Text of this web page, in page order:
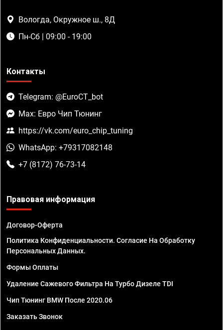
Вологда, Окружное ш., 8Д
Пн-Сб | 09:00 - 19:00
Контакты
Telegram: @EuroCT_bot
Max: Евро Чип Тюнинг
https://vk.com/euro_chip_tuning
WhatsApp: +79317082148
+7 (8172) 76-73-14
Правовая информация
Договор-Оферта
Политика Конфиденциальности. Согласие На Обработку
Персональных Данных.
Формы Оплаты
Удаление Сажевого Фильтра На Турбо Дизеле TDI
Чип Тюнинг BMW После 2020.06
Заказать Звонок